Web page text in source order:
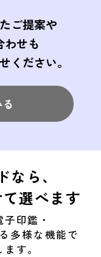
ご提案や
わせも
ください。
ら、
選べます
印鑑・
多様な機能で
す。